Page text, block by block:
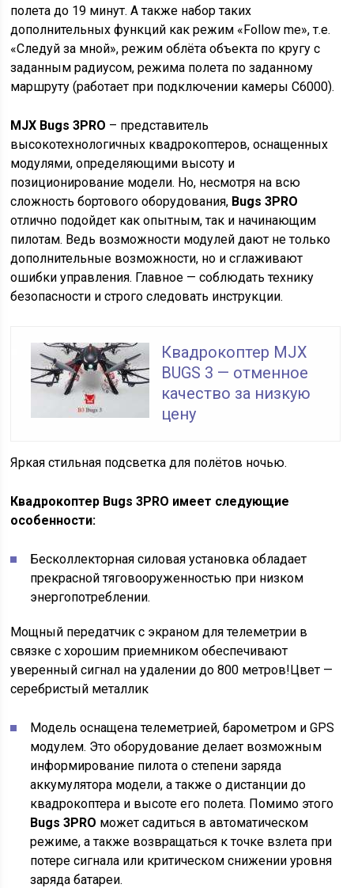
полета до 19 минут. А также набор таких
дополнительных функций как режим «Follow me», т.е.
«Следуй за мной», режим облёта объекта по кругу с
заданным радиусом, режима полета по заданному
маршруту (работает при подключении камеры C6000).
MJX Bugs 3PRO – представитель
высокотехнологичных квадрокоптеров, оснащенных
модулями, определяющими высоту и
позиционирование модели. Но, несмотря на всю
сложность бортового оборудования, Bugs 3PRO
отлично подойдет как опытным, так и начинающим
пилотам. Ведь возможности модулей дают не только
дополнительные возможности, но и сглаживают
ошибки управления. Главное — соблюдать технику
безопасности и строго следовать инструкции.
Квадрокоптер MJX
BUGS 3 — отменное
качество за низкую
цену
Яркая стильная подсветка для полётов ночью.
Квадрокоптер Bugs 3PRO имеет следующие
особенности:
Бесколлекторная силовая установка обладает
прекрасной тяговооруженностью при низком
энергопотреблении.
Мощный передатчик с экраном для телеметрии в
связке с хорошим приемником обеспечивают
уверенный сигнал на удалении до 800 метров!Цвет —
серебристый металлик
Модель оснащена телеметрией, барометром и GPS
модулем. Это оборудование делает возможным
информирование пилота о степени заряда
аккумулятора модели, а также о дистанции до
квадрокоптера и высоте его полета. Помимо этого
Bugs 3PRO может садиться в автоматическом
режиме, а также возвращаться к точке взлета при
потере сигнала или критическом снижении уровня
заряда батареи.